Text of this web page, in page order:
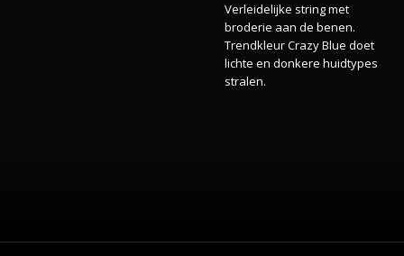
Verleidelijke string met
broderie aan de benen.
Trendkleur Crazy Blue doet
lichte en donkere huidtypes
stralen.